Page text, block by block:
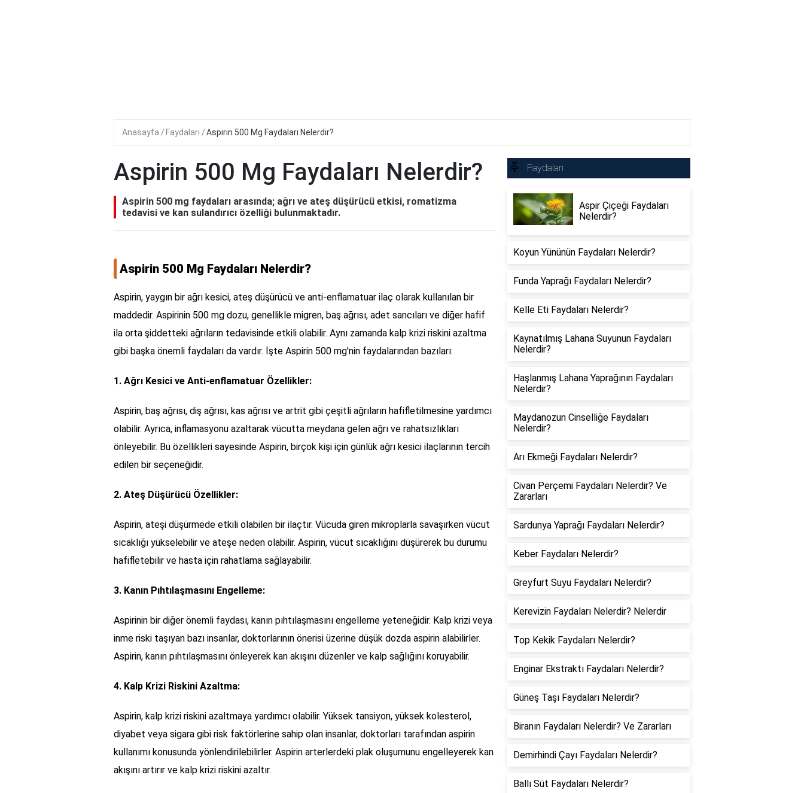
Anasayfa Faydaları Aspirin 500 Mg Faydaları Nelerdir?
Aspirin 500 Mg Faydaları Nelerdir?
Aspirin 500 mg faydaları arasında; ağrı ve ateş düşürücü etkisi, romatizma
tedavisi ve kan sulandırıcı özelliği bulunmaktadır.
Aspirin 500 Mg Faydaları Nelerdir?
Aspirin, yaygın bir ağrı kesici, ateş düşürücü ve anti-enflamatuar ilaç olarak kullanılan bir
maddedir. Aspirinin 500 mg dozu, genellikle migren, baş ağrısı, adet sancıları ve diğer hafif
ila orta şiddetteki ağrıların tedavisinde etkili olabilir. Aynı zamanda kalp krizi riskini azaltma
gibi başka önemli faydaları da vardır. İşte Aspirin 500 mg'nin faydalarından bazıları:
1. Ağrı Kesici ve Anti-enflamatuar Özellikler:
Aspirin, baş ağrısı, diş ağrısı, kas ağrısı ve artrit gibi çeşitli ağrıların hafifletilmesine yardımcı
olabilir. Ayrıca, inflamasyonu azaltarak vücutta meydana gelen ağrı ve rahatsızlıkları
önleyebilir. Bu özellikleri sayesinde Aspirin, birçok kişi için günlük ağrı kesici ilaçlarının tercih
edilen bir seçeneğidir.
2. Ateş Düşürücü Özellikler:
Aspirin, ateşi düşürmede etkili olabilen bir ilaçtır. Vücuda giren mikroplarla savaşırken vücut
sıcaklığı yükselebilir ve ateşe neden olabilir. Aspirin, vücut sıcaklığını düşürerek bu durumu
hafifletebilir ve hasta için rahatlama sağlayabilir.
3. Kanın Pıhtılaşmasını Engelleme:
Aspirinin bir diğer önemli faydası, kanın pıhtılaşmasını engelleme yeteneğidir. Kalp krizi veya
inme riski taşıyan bazı insanlar, doktorlarının önerisi üzerine düşük dozda aspirin alabilirler.
Aspirin, kanın pıhtılaşmasını önleyerek kan akışını düzenler ve kalp sağlığını koruyabilir.
4. Kalp Krizi Riskini Azaltma:
Aspirin, kalp krizi riskini azaltmaya yardımcı olabilir. Yüksek tansiyon, yüksek kolesterol,
diyabet veya sigara gibi risk faktörlerine sahip olan insanlar, doktorları tarafından aspirin
kullanımı konusunda yönlendirilebilirler. Aspirin arterlerdeki plak oluşumunu engelleyerek kan
akışını artırır ve kalp krizi riskini azaltır.
Faydaları
Aspir Çiçeği Faydaları
Nelerdir?
Koyun Yününün Faydaları Nelerdir?
Funda Yaprağı Faydaları Nelerdir?
Kelle Eti Faydaları Nelerdir?
Kaynatılmış Lahana Suyunun Faydaları
Nelerdir?
Haşlanmış Lahana Yaprağının Faydaları
Nelerdir?
Maydanozun Cinselliğe Faydaları
Nelerdir?
Arı Ekmeği Faydaları Nelerdir?
Civan Perçemi Faydaları Nelerdir? Ve
Zararları
Sardunya Yaprağı Faydaları Nelerdir?
Keber Faydaları Nelerdir?
Greyfurt Suyu Faydaları Nelerdir?
Kerevizin Faydaları Nelerdir? Nelerdir
Top Kekik Faydaları Nelerdir?
Enginar Ekstraktı Faydaları Nelerdir?
Güneş Taşı Faydaları Nelerdir?
Biranın Faydaları Nelerdir? Ve Zararları
Demirhindi Çayı Faydaları Nelerdir?
Ballı Süt Faydaları Nelerdir?